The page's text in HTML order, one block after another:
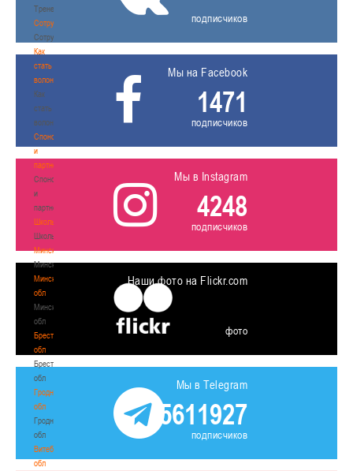
Тренерам
Сотрудничество
Сотрудничество
Как
стать
волонтером
Как
стать
волонтером
Спонсоры
и
партнеры
Спонсоры
и
партнеры
Школы
Школы
Минск
Минск
Минская
обл
Минская
обл
Брестская
обл
Брестская
обл
Гродненская
обл
Гродненская
обл
Витебская
обл
подписчиков
Мы на Facebook
1471
подписчиков
Мы в Instagram
4248
подписчиков
Наши фото на Flickr.com
фото
Мы в Telegram
5611927
подписчиков